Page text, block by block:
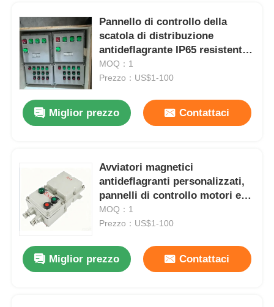
Pannello di controllo della
scatola di distribuzione
antideflagrante IP65 resistente
alla corrosione
MOQ：1
Prezzo：US$1-100
Miglior prezzo Contattaci
Avviatori magnetici
antideflagranti personalizzati,
pannelli di controllo motori e
quadri di controllo pompe
idrauliche
MOQ：1
Prezzo：US$1-100
Miglior prezzo Contattaci